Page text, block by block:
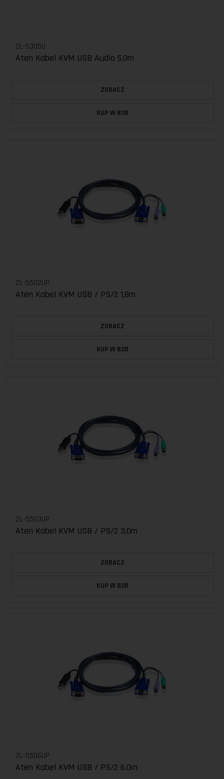
2L-5305U
Aten Kabel KVM USB Audio 5,0m
ZOBACZ
KUP W B2B
2L-5502UP
Aten Kabel KVM USB / PS/2 1,8m
ZOBACZ
KUP W B2B
2L-5503UP
Aten Kabel KVM USB / PS/2 3,0m
ZOBACZ
KUP W B2B
2L-5506UP
Aten Kabel KVM USB / PS/2 6,0m